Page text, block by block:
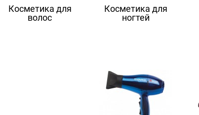
Косметика для
волос
Косметика для
ногтей